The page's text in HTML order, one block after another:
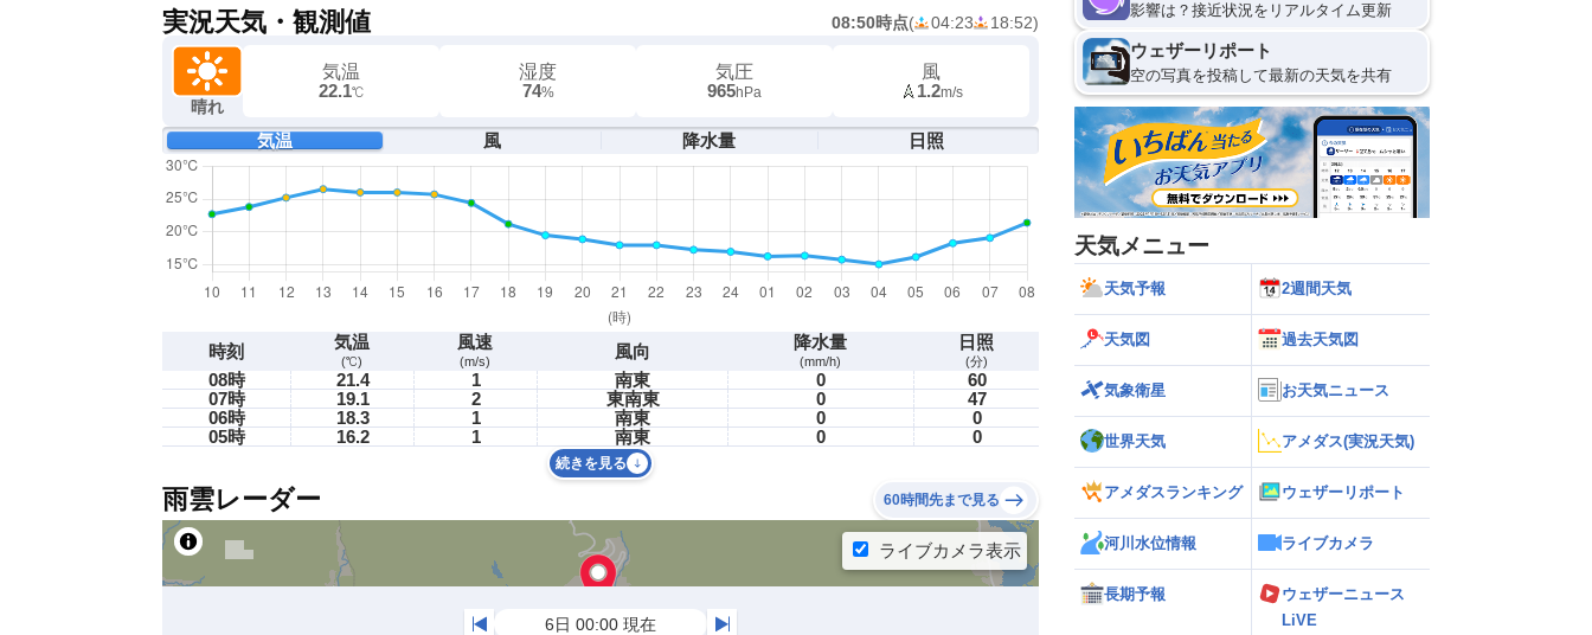
実況天気・観測値 08:50時点( 04:23 18:52)
晴れ
気温
22.1℃
湿度
74%
気圧
965hPa
風
1.2m/s
気温 風 降水量 日照
時刻 気温
(℃)
風速
(m/s) 風向 降水量
(mm/h)
日照
(分)
08時 21.4 1 南東 0
60
07時
19.1 2 東南東 0
47
06時
18.3 1 南東 0
0
05時
16.2 1 南東 0 0
続きを見る
雨雲レーダー 60時間先まで見る
影響は？接近状況をリアルタイム更新
ウェザーリポート
空の写真を投稿して最新の天気を共有
天気メニュー
天気予報 2週間天気
天気図 過去天気図
気象衛星 お天気ニュース
世界天気 アメダス(実況天気)
アメダスランキング ウェザーリポート
河川水位情報 ライブカメラ
長期予報
ウェザーニュース
LiVE